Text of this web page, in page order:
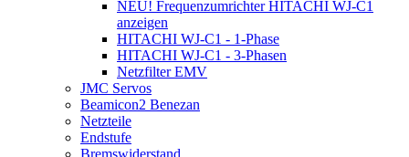
NEU! Frequenzumrichter HITACHI WJ-C1
anzeigen
HITACHI WJ-C1 - 1-Phase
HITACHI WJ-C1 - 3-Phasen
Netzfilter EMV
JMC Servos
Beamicon2 Benezan
Netzteile
Endstufe
Bremswiderstand